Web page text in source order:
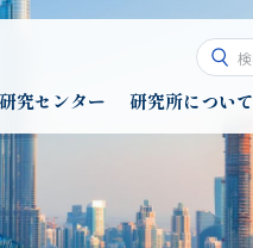
研究センター 研究所について